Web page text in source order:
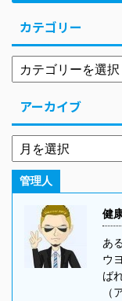
カテゴリー
アーカイブ
管理人
健
あ
ウ
ば
（